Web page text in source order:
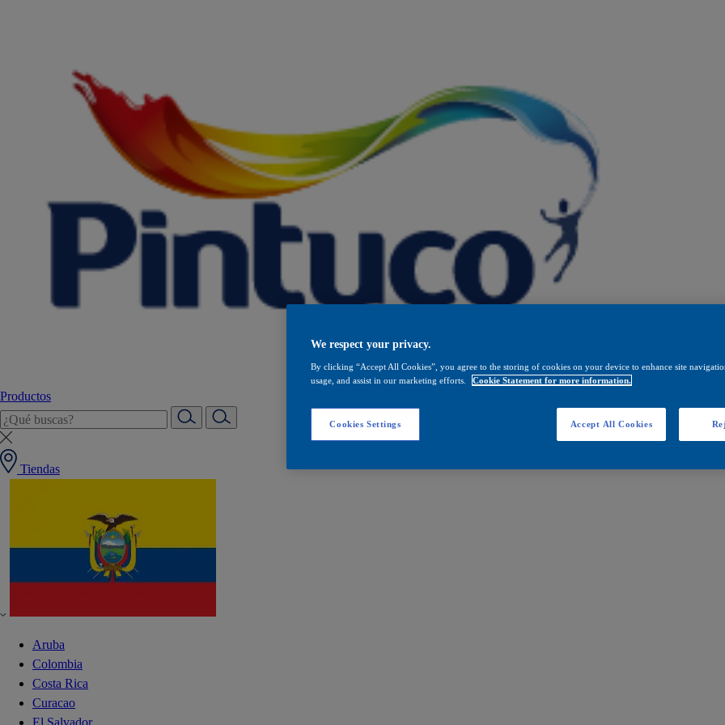
Productos
Tiendas
Aruba
Colombia
Costa Rica
Curacao
El Salvador
We respect your privacy.
By clicking “Accept All Cookies”, you agree to the storing of cookies on your device to enhance site
usage, and assist in our marketing efforts.
Cookie Statement for more information.
Cookies Settings Accept All Cookies